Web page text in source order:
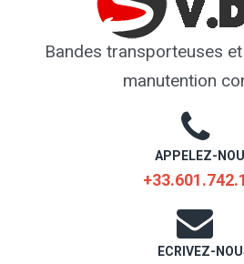
Bandes transporteuses
manutention
APPELEZ-
ECRIVEZ-